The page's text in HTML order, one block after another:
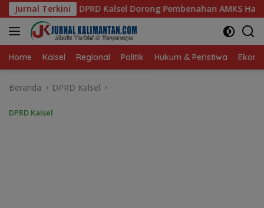
Langsung
ke
konten
Jurnal Terkini
Pembenahan AMKS Hasanuddin Ketua TP PKK
Home Kalsel Regional Politik Hukum & Peristiwa
Beranda DPRD Kalsel
DPRD Kalsel